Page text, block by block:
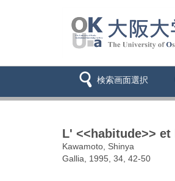
検索画面選択
L' <<habitude>>
Kawamoto, Shinya
Gallia, 1995, 34, 42-50